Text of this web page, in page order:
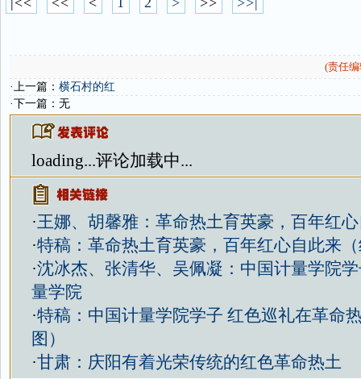
(责任编
·上一篇： 横石村的红
·下一篇：无
loading...评论加载中...
·王娜、胡馨雅：革命热土育英豪，百年红
·特稿：革命热土育英豪，百年红心自此来
·沈冰杰、张清华、吴佩凝：中国计量学院
量学院
·特稿：中国计量学院学子 红色巡礼在革
图）
·甘肃：庆阳有着光荣传统的红色革命热土